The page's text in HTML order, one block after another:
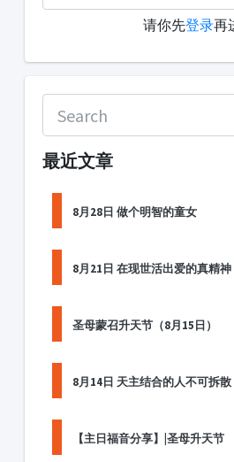
请你先登录再
最近文章
8月28日 做个明智的童女
8月21日 在现世活出爱的真精神
圣母蒙召升天节（8月15日）
8月14日 天主结合的人不可拆散
【主日福音分享】|圣母升天节